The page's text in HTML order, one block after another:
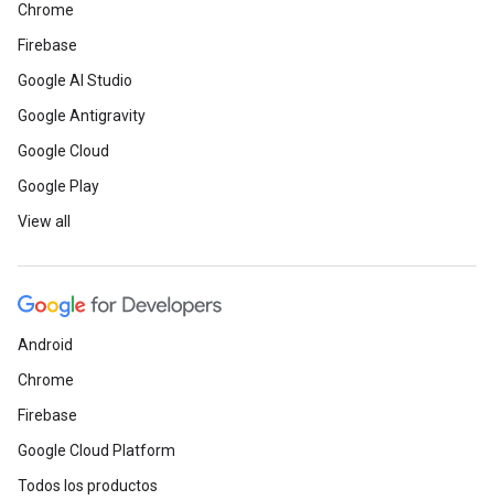
Chrome
Firebase
Google AI Studio
Google Antigravity
Google Cloud
Google Play
View all
Android
Chrome
Firebase
Google Cloud Platform
Todos los productos